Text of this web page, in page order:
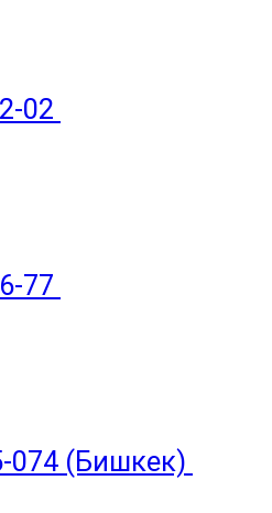
02
77
074 (Бишкек)